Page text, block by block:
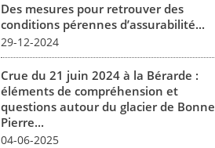
Des mesures pour retrouver des
conditions pérennes d’assurabilité...
29-12-2024
Crue du 21 juin 2024 à la Bérarde :
éléments de compréhension et
questions autour du glacier de Bonne
Pierre...
04-06-2025